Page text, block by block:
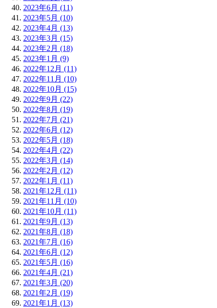
2023年6月 (11)
2023年5月 (10)
2023年4月 (13)
2023年3月 (15)
2023年2月 (18)
2023年1月 (9)
2022年12月 (11)
2022年11月 (10)
2022年10月 (15)
2022年9月 (22)
2022年8月 (19)
2022年7月 (21)
2022年6月 (12)
2022年5月 (18)
2022年4月 (22)
2022年3月 (14)
2022年2月 (12)
2022年1月 (11)
2021年12月 (11)
2021年11月 (10)
2021年10月 (11)
2021年9月 (13)
2021年8月 (18)
2021年7月 (16)
2021年6月 (12)
2021年5月 (16)
2021年4月 (21)
2021年3月 (20)
2021年2月 (19)
2021年1月 (13)